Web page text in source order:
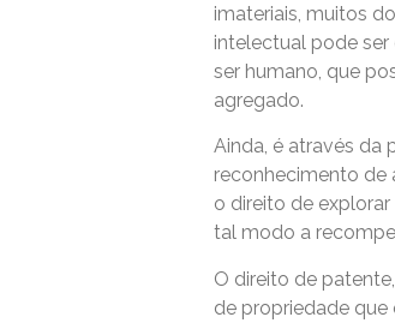
imateriais, muitos
intelectual pode
ser humano, que
agregado.
Ainda, é através da
reconhecimento de
o direito de
tal modo a
O direito de
de propriedade que